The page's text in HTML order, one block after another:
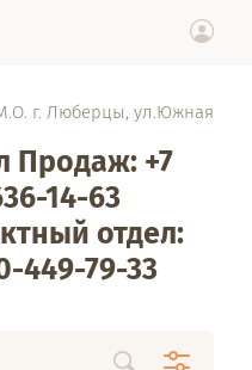
г. Люберцы, ул.Южная
Продаж: +7
14-63
отдел:
449-79-33